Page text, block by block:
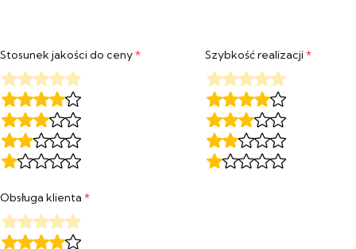
Stosunek jakości do ceny* Szybkość realizacji*
Obsługa klienta *